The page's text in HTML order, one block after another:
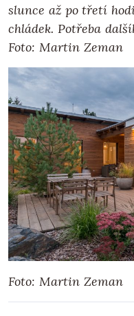
slunce až po třetí
chládek. Potřeba
Foto: Martin Zeman
Foto: Martin Zeman